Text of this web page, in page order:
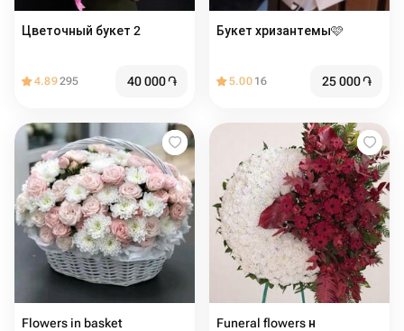
Цветочный букет 2
4.89295 40 000֏
Букет хризантемы🩷
5.00 16 25 000֏
Flowers in basket Funeral flowers н